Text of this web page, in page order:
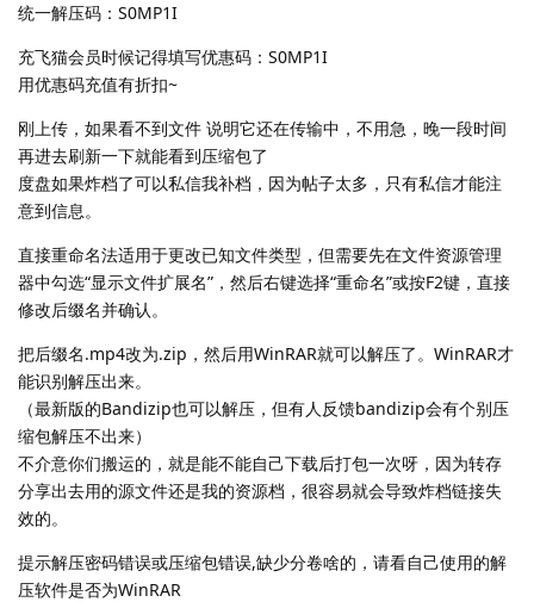
统一解压码：S0MP1I
充飞猫会员时候记得填写优惠码：S0MP1I
用优惠码充值有折扣~
刚上传，如果看不到文件 说明它还在传输中，不用急，晚一段时间
再进去刷新一下就能看到压缩包了
度盘如果炸档了可以私信我补档，因为帖子太多，只有私信才能注
意到信息。
直接重命名法适用于更改已知文件类型，但需要先在文件资源管理
器中勾选“显示文件扩展名”，然后右键选择“重命名”或按F2键，直接
修改后缀名并确认。
把后缀名.mp4改为.zip，然后用WinRAR就可以解压了。WinRAR才
能识别解压出来。
（最新版的Bandizip也可以解压，但有人反馈bandizip会有个别压
缩包解压不出来）
不介意你们搬运的，就是能不能自己下载后打包一次呀，因为转存
分享出去用的源文件还是我的资源档，很容易就会导致炸档链接失
效的。
提示解压密码错误或压缩包错误,缺少分卷啥的，请看自己使用的解
压软件是否为WinRAR